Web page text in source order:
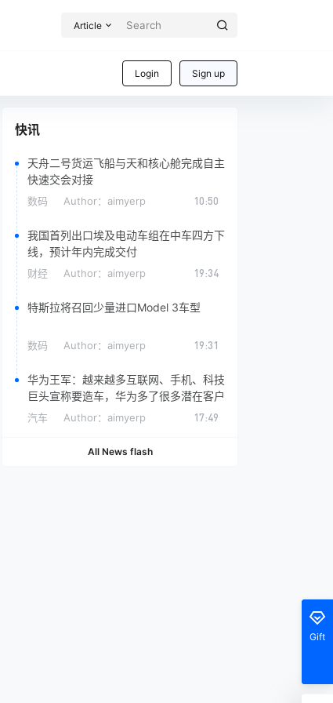
Article
Login Sign up
快讯
天舟二号货运飞船与天和核心舱完成自主
快速交会对接
数码 Author： aimyerp 10:50
我国首列出口埃及电动车组在中车四方下
线，预计年内完成交付
财经 Author： aimyerp 19:34
特斯拉将召回少量进口Model 3车型
数码 Author： aimyerp 19:31
华为王军：越来越多互联网、手机、科技
巨头宣称要造车，华为多了很多潜在客户
汽车 Author： aimyerp 17:49
All News flash
Gift